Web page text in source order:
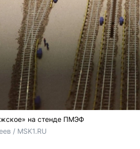
на стенде ПМЭФ
/ MSK1.RU